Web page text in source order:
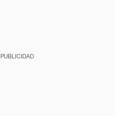
PUBLICIDAD